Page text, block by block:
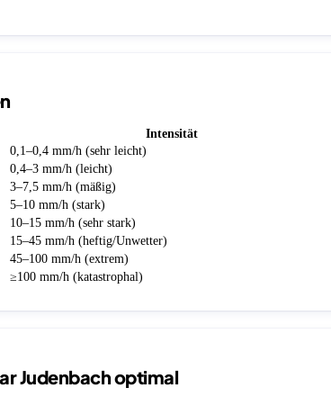
Intensität
0,1–0,4 mm/h (sehr leicht)
0,4–3 mm/h (leicht)
3–7,5 mm/h (mäßig)
5–10 mm/h (stark)
10–15 mm/h (sehr stark)
15–45 mm/h (heftig/Unwetter)
45–100 mm/h (extrem)
≥100 mm/h (katastrophal)
Judenbach optimal